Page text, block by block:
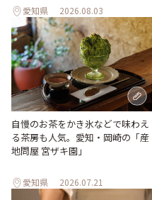
愛知県 2026.08.03
自慢のお茶をかき氷などで味わえ
る茶房も人気。愛知・岡崎の「産
地問屋 宮ザキ園」
愛知県 2026.07.21